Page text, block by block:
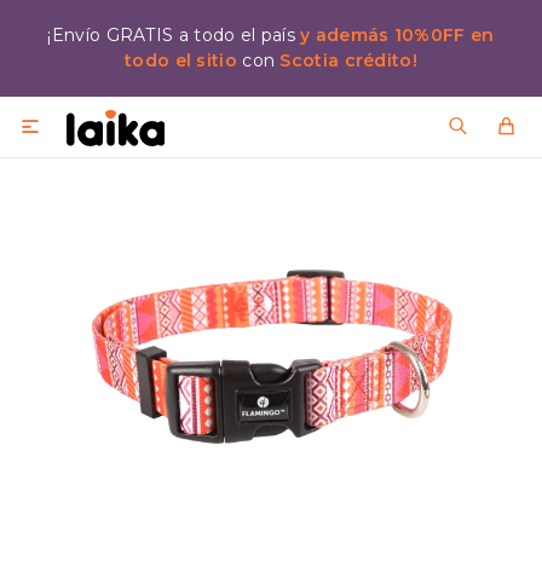
¡Envío GRATIS a todo el paísy además 10%0FF en
todo el sitio con Scotia crédito!
